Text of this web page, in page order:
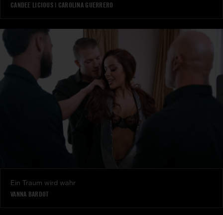
CANDEE LICIOUS| CAROLINA GUERRERO
Ein Traum wird wahr
VANNA BARDOT